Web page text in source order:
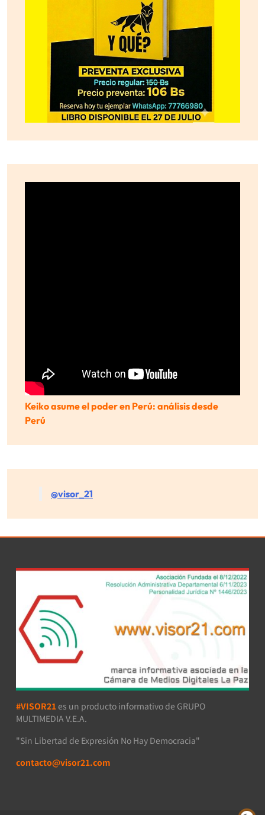
Keiko asume el poder en Perú: análisis desde
Perú
@visor_21
#VISOR21 es un producto informativo de GRUPO
MULTIMEDIA V.E.A.
"Sin Libertad de Expresión No Hay Democracia"
contacto@visor21.com